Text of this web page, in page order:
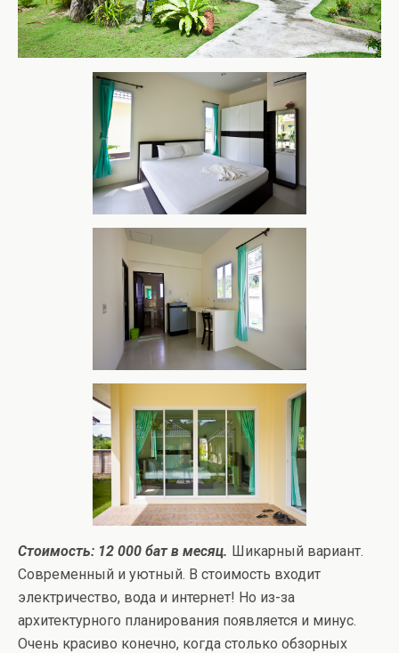
Стоимость: 12 000 бат в месяц. Шикарный вариант.
Современный и уютный. В стоимость входит
электричество, вода и интернет! Но из-за
архитектурного планирования появляется и минус.
Очень красиво конечно, когда столько обзорных